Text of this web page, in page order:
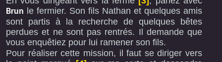
Brun le fermier. Son fils Nathan et quelques amis
sont partis à la recherche de quelques bêtes
perdues et ne sont pas rentrés. Il demande que
vous enquêtiez pour lui ramener son fils.
Pour réaliser cette mission, il faut se diriger vers